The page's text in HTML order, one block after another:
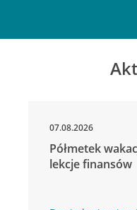
07.08.2026
Półmetek
lekcje finansów